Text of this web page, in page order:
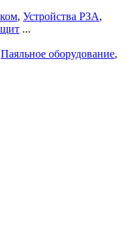
, Устройства РЗА,
...
Паяльное оборудование,